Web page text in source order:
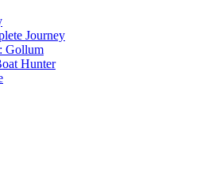
Journey
Gollum
Hunter